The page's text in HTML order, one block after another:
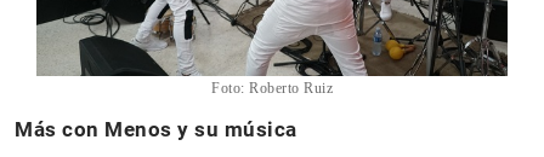
Foto: Roberto Ruiz
Más con Menos y su música